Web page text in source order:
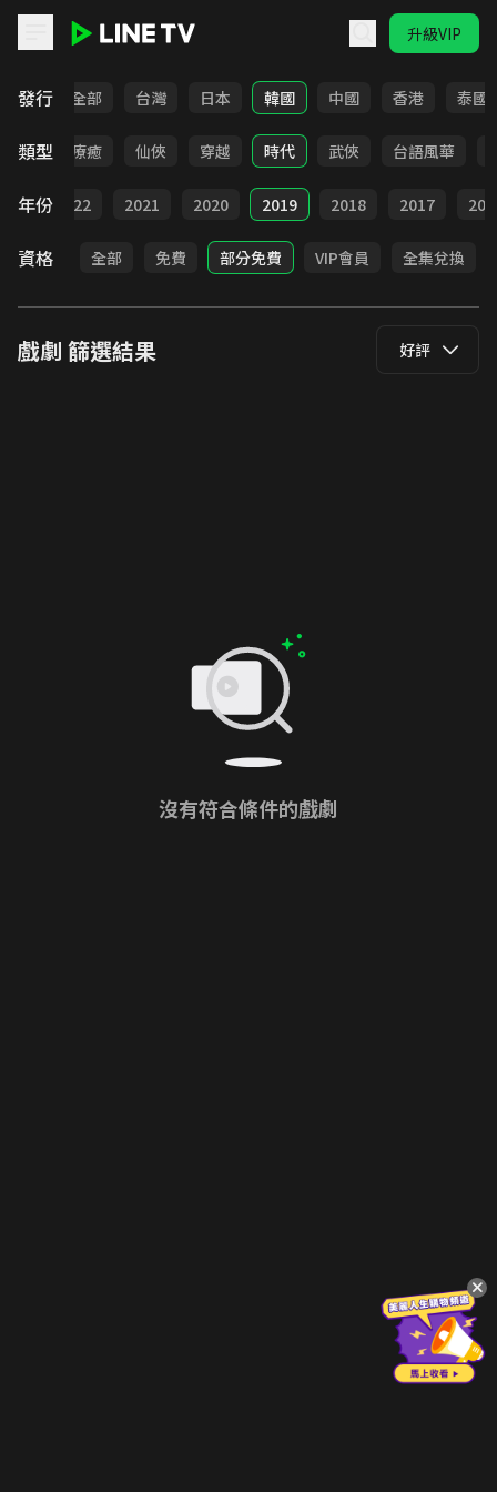
升級VIP
發行 全部 台灣 日本 韓國 中國 香港 泰國
類型
驚悚 療癒 仙俠 穿越 時代 武俠 台語風華
年份 2022 2021 2020 2019 2018 2017
資格 全部 免費 部分免費 VIP會員 全集兌換
戲劇 篩選結果 好評
沒有符合條件的戲劇